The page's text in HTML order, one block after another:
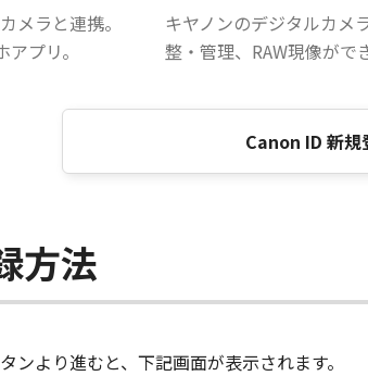
メラと連携。
プリ。
キヤノンのデジタルカメ
整・管理、RAW現像がで
Canon ID 新規
方法
ンより進むと、下記画面が表示されます。